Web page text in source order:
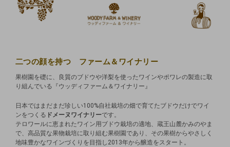
二つの顔を持つ ファーム＆ワイナリー
果樹園を礎に、良質のブドウや洋梨を使ったワインやポワレの製造に取
り組んでいる『ウッディファーム＆ワイナリー』
日本ではまだまだ珍しい100%自社栽培の畑で育てたブドウだけでワイ
ンをつくる ドメーヌワイナリーです。
テロワールに恵まれたワイン用ブドウ栽培の適地、蔵王山麓かみのやま
で、高品質な果物栽培に取り組む果樹園であり、その果樹からやさしく
地味豊かなワインづくりを目指し2013年から醸造をスタート。